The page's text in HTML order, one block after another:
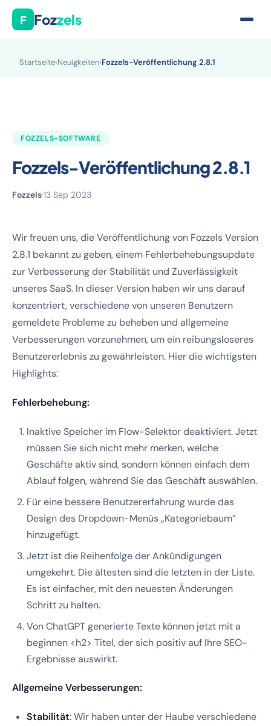
F Fozzels
Startseite›Neuigkeiten›Fozzels-Veröffentlichung 2.8.1
FOZZELS-SOFTWARE
Fozzels-Veröffentlichung 2.8.1
Fozzels·13 Sep 2023
Wir freuen uns, die Veröffentlichung von Fozzels Version
2.8.1 bekannt zu geben, einem Fehlerbehebungsupdate
zur Verbesserung der Stabilität und Zuverlässigkeit
unseres SaaS. In dieser Version haben wir uns darauf
konzentriert, verschiedene von unseren Benutzern
gemeldete Probleme zu beheben und allgemeine
Verbesserungen vorzunehmen, um ein reibungsloseres
Benutzererlebnis zu gewährleisten. Hier die wichtigsten
Highlights:
Fehlerbehebung:
Inaktive Speicher im Flow-Selektor deaktiviert. Jetzt
müssen Sie sich nicht mehr merken, welche
Geschäfte aktiv sind, sondern können einfach dem
Ablauf folgen, während Sie das Geschäft auswählen.
Für eine bessere Benutzererfahrung wurde das
Design des Dropdown-Menüs „Kategoriebaum“
hinzugefügt.
Jetzt ist die Reihenfolge der Ankündigungen
umgekehrt. Die ältesten sind die letzten in der Liste.
Es ist einfacher, mit den neuesten Änderungen
Schritt zu halten.
Von ChatGPT generierte Texte können jetzt mit a
beginnen <h2> Titel, der sich positiv auf Ihre SEO-
Ergebnisse auswirkt.
Allgemeine Verbesserungen:
Stabilität: Wir haben unter der Haube verschiedene